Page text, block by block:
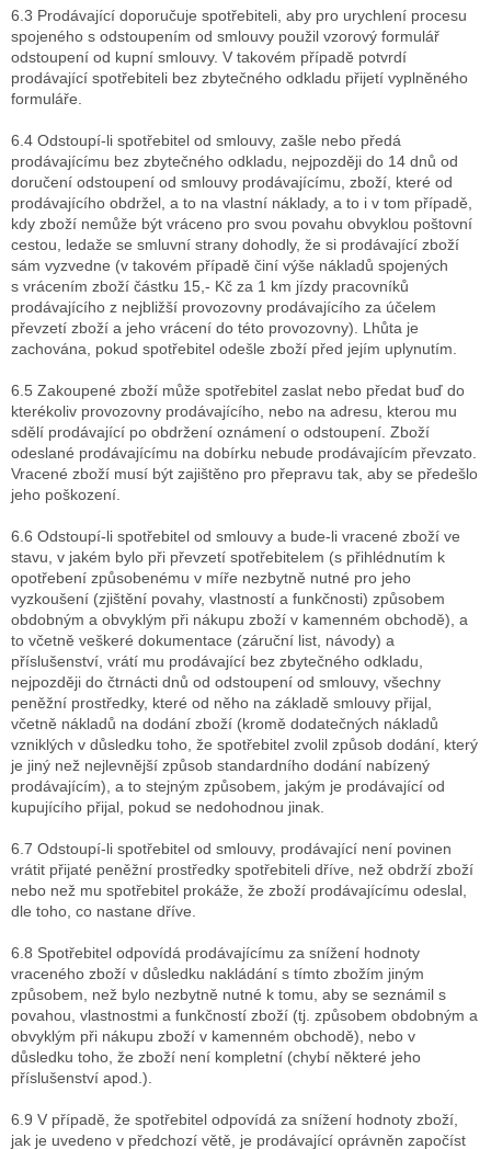
6.3 Prodávající doporučuje spotřebiteli, aby pro urychlení procesu
spojeného s odstoupením od smlouvy použil vzorový formulář
odstoupení od kupní smlouvy. V takovém případě potvrdí
prodávající spotřebiteli bez zbytečného odkladu přijetí vyplněného
formuláře.
6.4 Odstoupí-li spotřebitel od smlouvy, zašle nebo předá
prodávajícímu bez zbytečného odkladu, nejpozději do 14 dnů od
doručení odstoupení od smlouvy prodávajícímu, zboží, které od
prodávajícího obdržel, a to na vlastní náklady, a to i v tom případě,
kdy zboží nemůže být vráceno pro svou povahu obvyklou poštovní
cestou, ledaže se smluvní strany dohodly, že si prodávající zboží
sám vyzvedne (v takovém případě činí výše nákladů spojených
s vrácením zboží částku 15,- Kč za 1 km jízdy pracovníků
prodávajícího z nejbližší provozovny prodávajícího za účelem
převzetí zboží a jeho vrácení do této provozovny). Lhůta je
zachována, pokud spotřebitel odešle zboží před jejím uplynutím.
6.5 Zakoupené zboží může spotřebitel zaslat nebo předat buď do
kterékoliv provozovny prodávajícího, nebo na adresu, kterou mu
sdělí prodávající po obdržení oznámení o odstoupení. Zboží
odeslané prodávajícímu na dobírku nebude prodávajícím převzato.
Vracené zboží musí být zajištěno pro přepravu tak, aby se předešlo
jeho poškození.
6.6 Odstoupí-li spotřebitel od smlouvy a bude-li vracené zboží ve
stavu, v jakém bylo při převzetí spotřebitelem (s přihlédnutím k
opotřebení způsobenému v míře nezbytně nutné pro jeho
vyzkoušení (zjištění povahy, vlastností a funkčnosti) způsobem
obdobným a obvyklým při nákupu zboží v kamenném obchodě), a
to včetně veškeré dokumentace (záruční list, návody) a
příslušenství, vrátí mu prodávající bez zbytečného odkladu,
nejpozději do čtrnácti dnů od odstoupení od smlouvy, všechny
peněžní prostředky, které od něho na základě smlouvy přijal,
včetně nákladů na dodání zboží (kromě dodatečných nákladů
vzniklých v důsledku toho, že spotřebitel zvolil způsob dodání, který
je jiný než nejlevnější způsob standardního dodání nabízený
prodávajícím), a to stejným způsobem, jakým je prodávající od
kupujícího přijal, pokud se nedohodnou jinak.
6.7 Odstoupí-li spotřebitel od smlouvy, prodávající není povinen
vrátit přijaté peněžní prostředky spotřebiteli dříve, než obdrží zboží
nebo než mu spotřebitel prokáže, že zboží prodávajícímu odeslal,
dle toho, co nastane dříve.
6.8 Spotřebitel odpovídá prodávajícímu za snížení hodnoty
vraceného zboží v důsledku nakládání s tímto zbožím jiným
způsobem, než bylo nezbytně nutné k tomu, aby se seznámil s
povahou, vlastnostmi a funkčností zboží (tj. způsobem obdobným a
obvyklým při nákupu zboží v kamenném obchodě), nebo v
důsledku toho, že zboží není kompletní (chybí některé jeho
příslušenství apod.).
6.9 V případě, že spotřebitel odpovídá za snížení hodnoty zboží,
jak je uvedeno v předchozí větě, je prodávající oprávněn započíst